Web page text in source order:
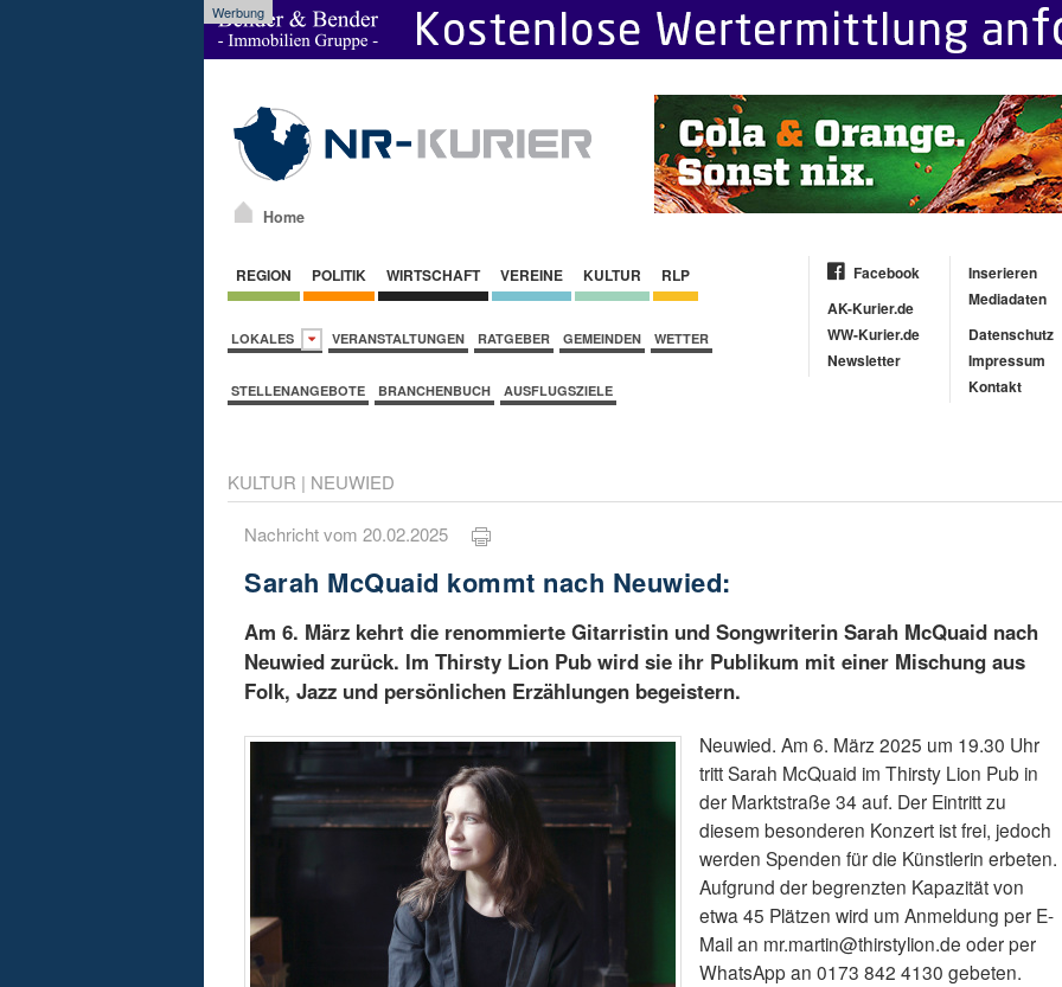
Werbung
Home
REGION POLITIK WIRTSCHAFT VEREINE KULTUR RLP
LOKALES VERANSTALTUNGEN RATGEBER GEMEINDEN WETTER
STELLENANGEBOTE BRANCHENBUCH AUSFLUGSZIELE
Facebook
AK-Kurier.de
WW-Kurier.de
Newsletter
Inserieren
Mediadaten
Datenschutz
Impressum
Kontakt
KULTUR | NEUWIED
Nachricht vom 20.02.2025
Sarah McQuaid kommt nach Neuwied:
Am 6. März kehrt die renommierte Gitarristin und Songwriterin Sarah McQuaid nach
Neuwied zurück. Im Thirsty Lion Pub wird sie ihr Publikum mit einer Mischung aus
Folk, Jazz und persönlichen Erzählungen begeistern.
Neuwied. Am 6. März 2025 um 19.30 Uhr
tritt Sarah McQuaid im Thirsty Lion Pub in
der Marktstraße 34 auf. Der Eintritt zu
diesem besonderen Konzert ist frei, jedoch
werden Spenden für die Künstlerin erbeten.
Aufgrund der begrenzten Kapazität von
etwa 45 Plätzen wird um Anmeldung per E-
Mail an mr.martin@thirstylion.de oder per
WhatsApp an 0173 842 4130 gebeten.